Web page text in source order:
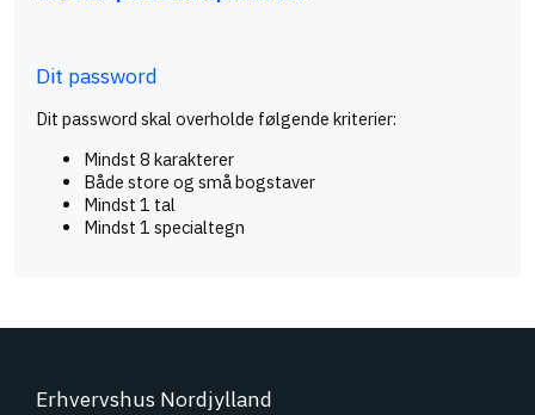
Dit password
Dit password skal overholde følgende kriterier:
Mindst 8 karakterer
Både store og små bogstaver
Mindst 1 tal
Mindst 1 specialtegn
Erhvervshus Nordjylland